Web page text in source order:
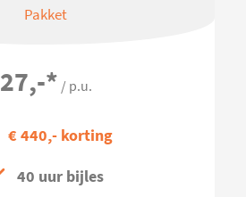
Pakket
27,-* / p.u.
€ 440,- korting
40 uur bijles